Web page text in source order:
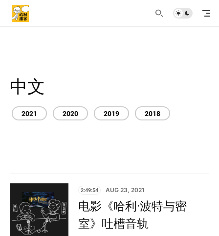
中文
2021 2020 2019 2018
2:49:54 AUG 23, 2021
电影《哈利·波特与密
室》吐槽音轨